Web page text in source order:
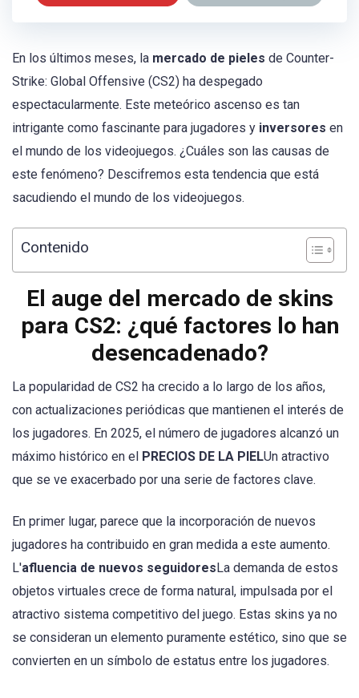
En los últimos meses, la mercado de pieles de Counter-
Strike: Global Offensive (CS2) ha despegado
espectacularmente. Este meteórico ascenso es tan
intrigante como fascinante para jugadores y inversores en
el mundo de los videojuegos. ¿Cuáles son las causas de
este fenómeno? Descifremos esta tendencia que está
sacudiendo el mundo de los videojuegos.
Contenido
El auge del mercado de skins
para CS2: ¿qué factores lo han
desencadenado?
La popularidad de CS2 ha crecido a lo largo de los años,
con actualizaciones periódicas que mantienen el interés de
los jugadores. En 2025, el número de jugadores alcanzó un
máximo histórico en el
PRECIOS DE LA PIELUn atractivo
que se ve exacerbado por una serie de factores clave.
En primer lugar, parece que la incorporación de nuevos
jugadores ha contribuido en gran medida a este aumento.
L'afluencia de nuevos seguidores La demanda de estos
objetos virtuales crece de forma natural, impulsada por el
atractivo sistema competitivo del juego. Estas skins ya no
se consideran un elemento puramente estético, sino que se
convierten en un símbolo de estatus entre los jugadores.